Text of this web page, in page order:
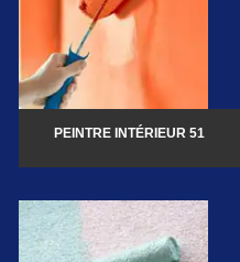
PEINTRE INTÉRIEUR 51